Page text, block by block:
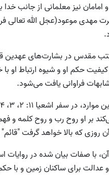
و امامان نيز معلمانى از جانب
مقدس در بشارت‌های عهدين
حكم او و شیوه ارتباط او با
فراوانى يافت مى‌شود.
بر او روح رب و روح كلمه و
روزى كه بالا خواهد گرفت
با صفات بيان ‌شده در
براى ساكنان زمين و با حكم